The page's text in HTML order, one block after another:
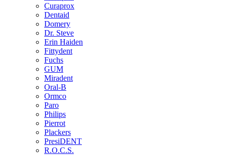
Curaprox
Dentaid
Domery
Dr. Steve
Erin Haiden
Fittydent
Fuchs
GUM
Miradent
Oral-B
Ormco
Paro
Philips
Pierrot
Plackers
PresiDENT
R.O.C.S.